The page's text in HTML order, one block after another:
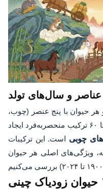
و سال‌های تولد
۱۲ ساله دارد و هر حیوان با پنج عنصر (چوب،
آتش، خاک، فلز، آب) ترکیب می‌شود تا ۶۰ ترکیب منحصربه‌فرد ایجاد
چوبی است. این ترکیبات
ویژگی‌های اصلی هر حیوان